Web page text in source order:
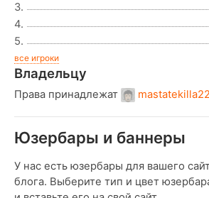
3.
4.
5.
все игроки
Владельцу
Права принадлежат mastatekilla22
Юзербары и баннеры
У нас есть юзербары для вашего
блога. Выберите тип и цвет